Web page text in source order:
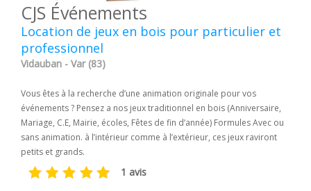
CJS Événements
Location de jeux en bois pour particulier et
professionnel
Vidauban - Var (83)
Vous êtes à la recherche d’une animation originale pour vos
événements ? Pensez a nos jeux traditionnel en bois (Anniversaire,
Mariage, C.E, Mairie, écoles, Fêtes de fin d’année) Formules Avec ou
sans animation. à l’intérieur comme à l’extérieur, ces jeux raviront
petits et grands.
1 avis